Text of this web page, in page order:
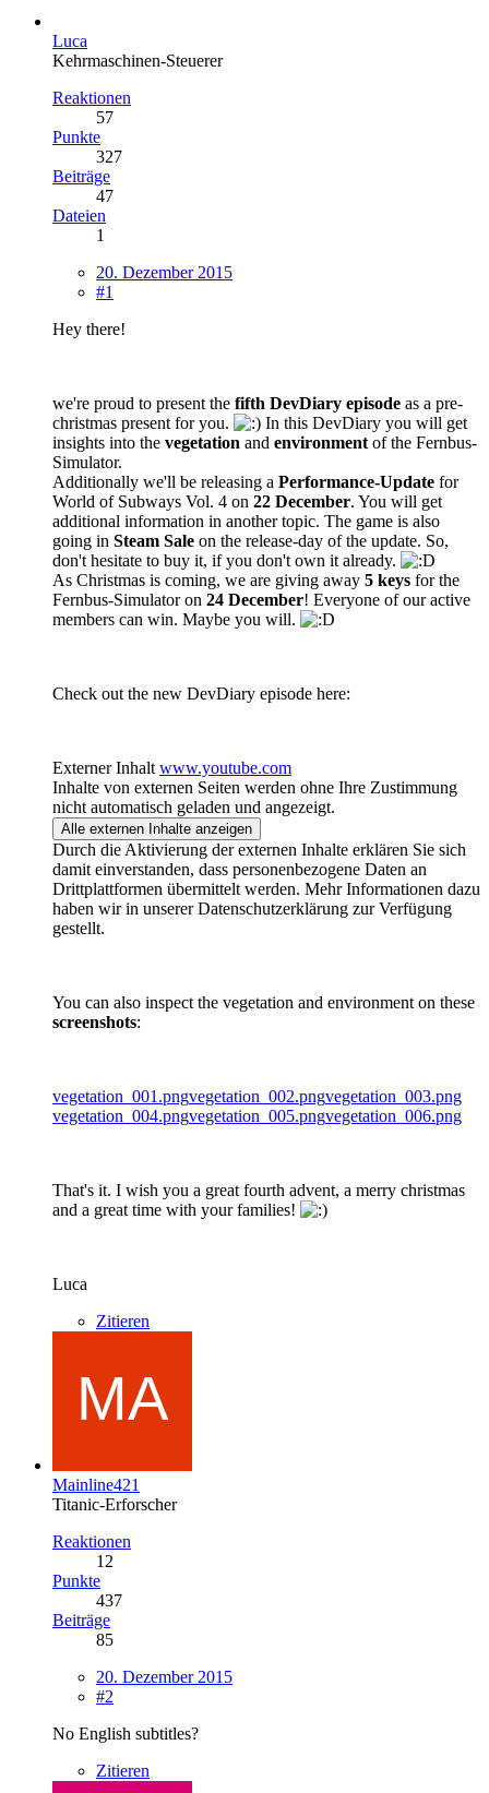
Luca
Kehrmaschinen-Steuerer
Reaktionen
57
Punkte
327
Beiträge
47
Dateien
1
20. Dezember 2015
#1
Hey there!
we're proud to present the fifth DevDiary episode as a pre-
christmas present for you.
In this DevDiary you will get
insights into the vegetation and environment of the Fernbus-
Simulator.
Additionally we'll be releasing a Performance-Update for
World of Subways Vol. 4 on 22 December. You will get
additional information in another topic. The game is also
going in Steam Sale on the release-day of the update. So,
don't hesitate to buy it, if you don't own it already.
As Christmas is coming, we are giving away 5 keys for the
Fernbus-Simulator on 24 December! Everyone of our active
members can win. Maybe you will.
Check out the new DevDiary episode here:
Externer Inhalt www.youtube.com
Inhalte von externen Seiten werden ohne Ihre Zustimmung
nicht automatisch geladen und angezeigt.
Alle externen Inhalte anzeigen
Durch die Aktivierung der externen Inhalte erklären Sie sich
damit einverstanden, dass personenbezogene Daten an
Drittplattformen übermittelt werden. Mehr Informationen dazu
haben wir in unserer Datenschutzerklärung zur Verfügung
gestellt.
You can also inspect the vegetation and environment on these
screenshots:
vegetation_001.pngvegetation_002.pngvegetation_003.png
vegetation_004.pngvegetation_005.pngvegetation_006.png
That's it. I wish you a great fourth advent, a merry christmas
and a great time with your families!
Luca
Zitieren
Mainline421
Titanic-Erforscher
Reaktionen
12
Punkte
437
Beiträge
85
20. Dezember 2015
#2
No English subtitles?
Zitieren